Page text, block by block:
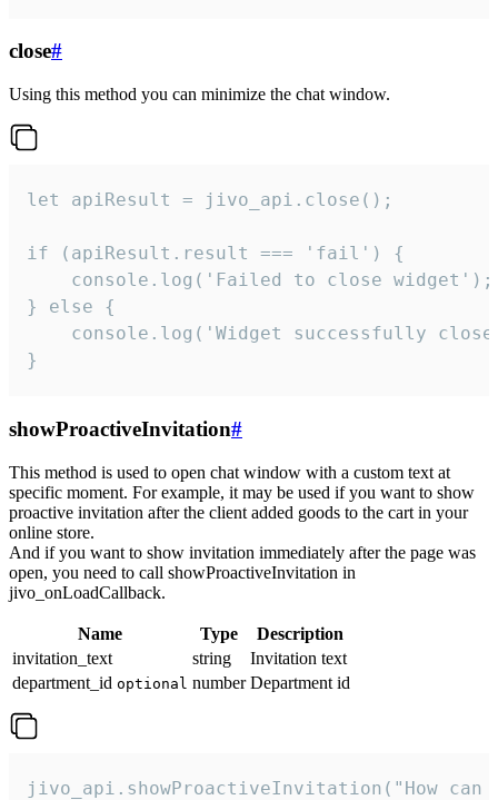
close#
Using this method you can minimize the chat window.
let apiResult = jivo_api.close();
if (apiResult.result === 'fail') {
    console.log('Failed to close widget');
} else {
console.log('Widget successfully
}
showProactiveInvitation#
This method is used to open chat window with a custom text at
specific moment. For example, it may be used if you want to show
proactive invitation after the client added goods to the cart in your
online store.
And if you want to show invitation immediately after the page was
open, you need to call showProactiveInvitation in
jivo_onLoadCallback.
Name Type
Description
invitation_text
string
Invitation text
department_id optional number Department id
jivo_api.showProactiveInvitation("How